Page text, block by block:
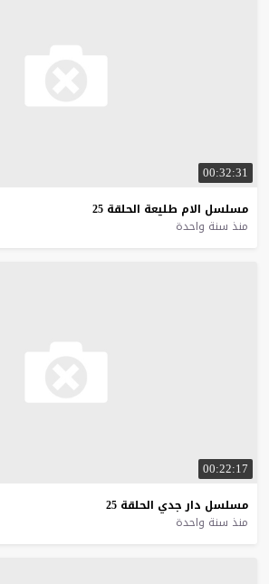
00:32:31
مسلسل الام طليعة الحلقة 25
منذ سنة واحدة
00:22:17
مسلسل دار جدي الحلقة 25
منذ سنة واحدة